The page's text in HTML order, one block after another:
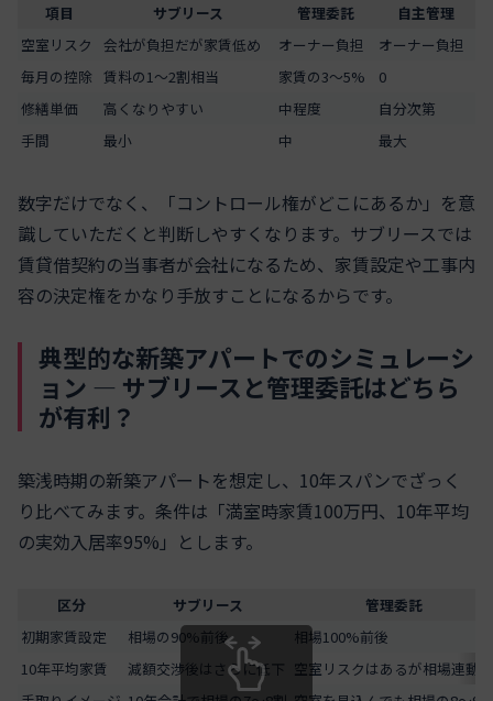
項目 サブリース 管理委託
自主管理
空室リスク
会社が負担だが家賃低め オーナー負担
オーナー負担
毎月の控除
賃料の1〜2割相当 家賃の3〜5%
0
修繕単価
高くなりやすい 中程度
自分次第
手間
最小 中 最大
数字だけでなく、「コントロール権がどこにあるか」を意
識していただくと判断しやすくなります。サブリースでは
賃貸借契約の当事者が会社になるため、家賃設定や工事内
容の決定権をかなり手放すことになるからです。
典型的な新築アパートでのシミュレーシ
ョン ― サブリースと管理委託はどちら
が有利？
築浅時期の新築アパートを想定し、10年スパンでざっく
り比べてみます。条件は「満室時家賃100万円、10年平均
の実効入居率95%」とします。
区分 サブリース
管理委託
初期家賃設定
相場の90%前後
相場100%前後
10年平均家賃
減額交渉後はさらに低下
空室リスクはあるが相場連動